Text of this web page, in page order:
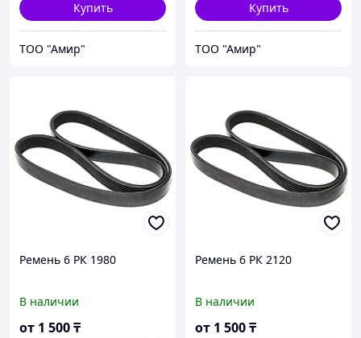
Купить
ТОО "Амир"
Купить
ТОО "Амир"
Ремень 6 РК 1980
В наличии
от 1 500₸
Ремень 6 РК 2120
В наличии
от 1 500₸